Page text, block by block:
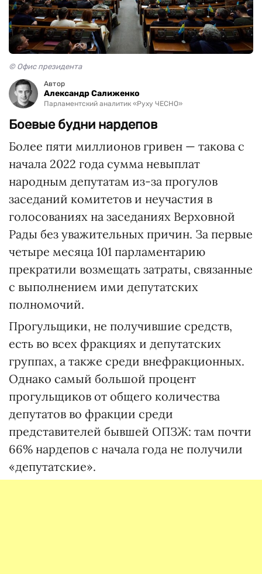
© Офис президента
Автор
Александр Салиженко
Парламентский аналитик «Руху ЧЕСНО»
Боевые будни нардепов
Более пяти миллионов гривен — такова с
начала 2022 года сумма невыплат
народным депутатам из-за прогулов
заседаний комитетов и неучастия в
голосованиях на заседаниях Верховной
Рады без уважительных причин. За первые
четыре месяца 101 парламентарию
прекратили возмещать затраты, связанные
с выполнением ими депутатских
полномочий.
Прогульщики, не получившие средств,
есть во всех фракциях и депутатских
группах, а также среди внефракционных.
Однако самый большой процент
прогульщиков от общего количества
депутатов во фракции среди
представителей бывшей ОПЗЖ: там почти
66% нардепов с начала года не получили
«депутатские».